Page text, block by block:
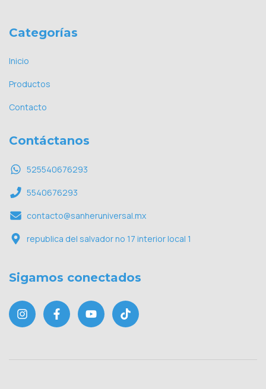
Categorías
Inicio
Productos
Contacto
Contáctanos
525540676293
5540676293
contacto@sanheruniversal.mx
republica del salvador no 17 interior local 1
Sigamos conectados